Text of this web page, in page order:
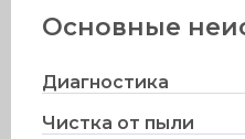
Основные
Диагностика
Чистка от пыли